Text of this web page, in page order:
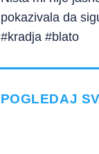
pokazivala da
#kradja #blato
POGLEDAJ